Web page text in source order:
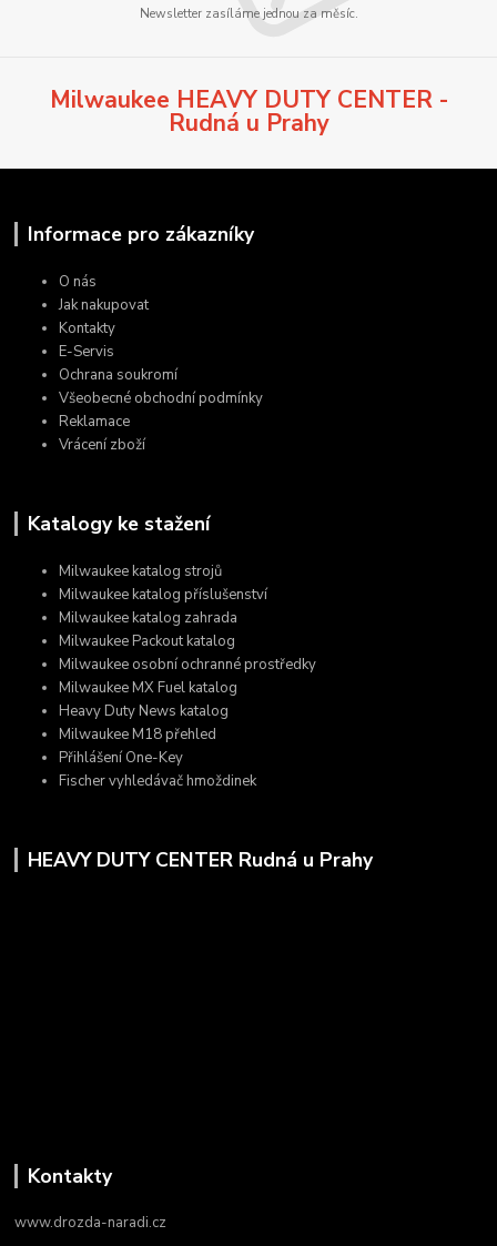
Newsletter zasíláme jednou za měsíc.
Milwaukee HEAVY DUTY CENTER -
Rudná u Prahy
Informace pro zákazníky
O nás
Jak nakupovat
Kontakty
E-Servis
Ochrana soukromí
Všeobecné obchodní podmínky
Reklamace
Vrácení zboží
Katalogy ke stažení
Milwaukee katalog strojů
Milwaukee katalog příslušenství
Milwaukee katalog zahrada
Milwaukee Packout katalog
Milwaukee osobní ochranné prostředky
Milwaukee MX Fuel katalog
Heavy Duty News katalog
Milwaukee M18 přehled
Přihlášení One-Key
Fischer vyhledávač hmoždinek
HEAVY DUTY CENTER Rudná u Prahy
Kontakty
www.drozda-naradi.cz